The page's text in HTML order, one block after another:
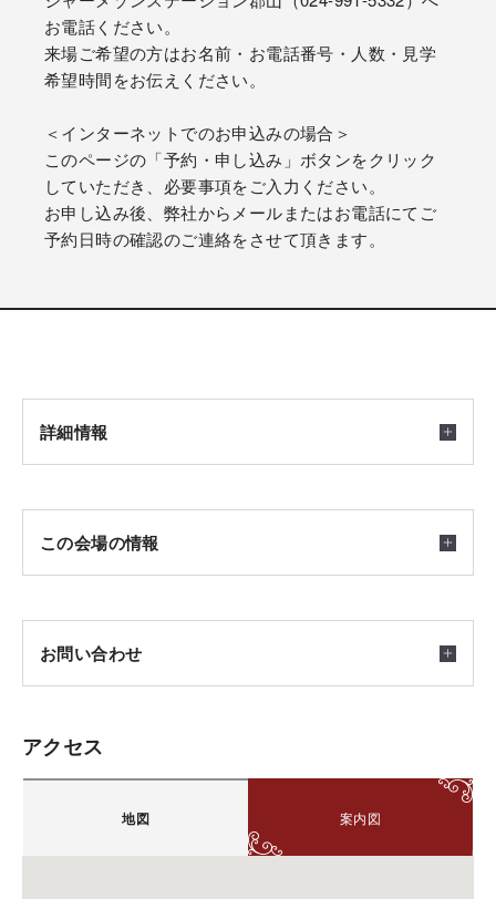
お電話ください。
来場ご希望の方はお名前・お電話番号・人数・見学
希望時間をお伝えください。
＜インターネットでのお申込みの場合＞
このページの「予約・申し込み」ボタンをクリック
していただき、必要事項をご入力ください。
お申し込み後、弊社からメールまたはお電話にてご
予約日時の確認のご連絡をさせて頂きます。
詳細情報
開催日時
会場
シャーメゾンステージ神明
完全予約制となっております。
この会場の情報
強靭さと設計自由度を両立させた独自の重量
お問い合わせ
積水ハウス株式会社 シャーメゾンステーション郡山
福島県郡山市清水台2丁目13-23 郡山第一ビル 6階
アクセス
地図 案内図